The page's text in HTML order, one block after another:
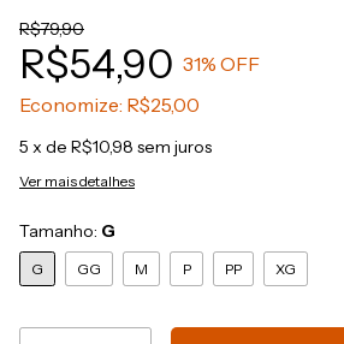
R$79,90
R$54,90 31% OFF
Economize: R$25,00
5 x de R$10,98 sem juros
Ver mais detalhes
Tamanho: G
G GG M P PP XG